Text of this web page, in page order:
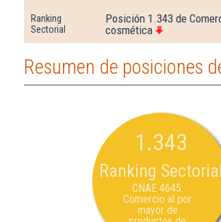
Ranking
Sectorial
Posición 1.343 de
cosmética
Resumen de posiciones
1.343
Ranking
CNAE 4645:
Comercio al por
mayor de